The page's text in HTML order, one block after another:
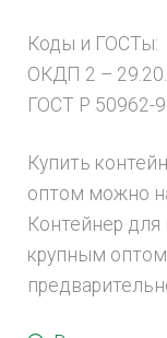
Коды и ГОСТы:
ОКДП 2 –
ГОСТ Р 50962-
Купить
оптом можно
Контейнер для
крупным оптом